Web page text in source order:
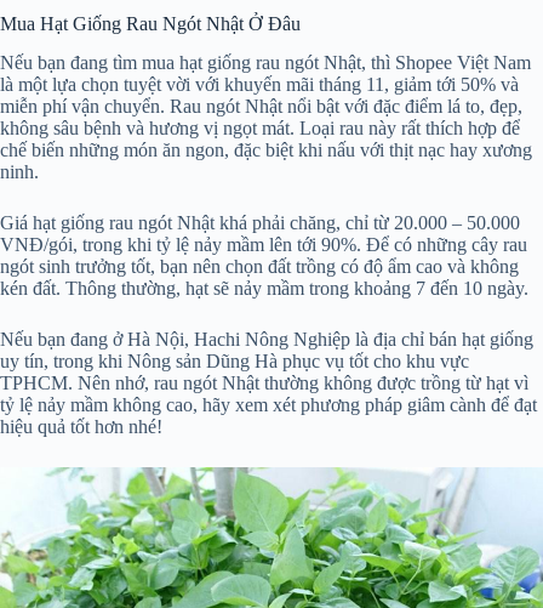
Mua Hạt Giống Rau Ngót Nhật Ở Đâu
Nếu bạn đang tìm mua hạt giống rau ngót Nhật, thì Shopee Việt Nam
là một lựa chọn tuyệt vời với khuyến mãi tháng 11, giảm tới 50% và
miễn phí vận chuyển. Rau ngót Nhật nổi bật với đặc điểm lá to, đẹp,
không sâu bệnh và hương vị ngọt mát. Loại rau này rất thích hợp để
chế biến những món ăn ngon, đặc biệt khi nấu với thịt nạc hay xương
ninh.
Giá hạt giống rau ngót Nhật khá phải chăng, chỉ từ 20.000 – 50.000
VNĐ/gói, trong khi tỷ lệ nảy mầm lên tới 90%. Để có những cây rau
ngót sinh trưởng tốt, bạn nên chọn đất trồng có độ ẩm cao và không
kén đất. Thông thường, hạt sẽ nảy mầm trong khoảng 7 đến 10 ngày.
Nếu bạn đang ở Hà Nội, Hachi Nông Nghiệp là địa chỉ bán hạt giống
uy tín, trong khi Nông sản Dũng Hà phục vụ tốt cho khu vực
TPHCM. Nên nhớ, rau ngót Nhật thường không được trồng từ hạt vì
tỷ lệ nảy mầm không cao, hãy xem xét phương pháp giâm cành để đạt
hiệu quả tốt hơn nhé!